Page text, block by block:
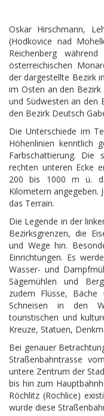
Oskar Hirschmann,
(Hodkovice nad
Reichenberg
österreichischen
der dargestellte Bezirk
im Osten an den Bezirk
und Südwesten an den
den Bezirk Deutsch
Die Unterschiede im
Höhenlinien kenntlich
Farbschattierung.
rechten unteren Ecke
200 bis 1000 m ü.
Kilometern angegeben.
das Terrain.
Die Legende in der
Bezirksgrenzen, die
und Wege hin.
Einrichtungen. Es
Wasser- und
Sägemühlen und
zudem Flüsse, Bäche
Schneisen in den
touristischen und
Kreuze, Statuen,
Bei genauer
Straßenbahntrasse
untere Zentrum der
bis hin zum
Röchlitz (Rochlice)
wurde diese